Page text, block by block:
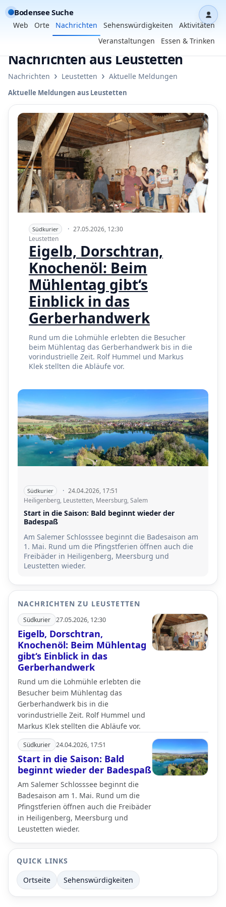
Bodensee Suche
Web Orte Nachrichten Sehenswürdigkeiten
Aktivitäten
Veranstaltungen
Essen & Trinken
Nachrichten aus Leustetten
Nachrichten › Leustetten › Aktuelle Meldungen
Aktuelle Meldungen aus Leustetten
Südkurier · 27.05.2026, 12:30
Leustetten
Eigelb, Dorschtran,
Knochenöl: Beim
Mühlentag gibt‘s
Einblick in das
Gerberhandwerk
Rund um die Lohmühle erlebten die Besucher
beim Mühlentag das Gerberhandwerk bis in die
vorindustrielle Zeit. Rolf Hummel und Markus
Klek stellten die Abläufe vor.
Südkurier · 24.04.2026, 17:51
Heiligenberg, Leustetten, Meersburg, Salem
Start in die Saison: Bald beginnt wieder der
Badespaß
Am Salemer Schlosssee beginnt die Badesaison am
1. Mai. Rund um die Pfingstferien öffnen auch die
Freibäder in Heiligenberg, Meersburg und
Leustetten wieder.
NACHRICHTEN ZU LEUSTETTEN
Südkurier 27.05.2026, 12:30
Eigelb, Dorschtran,
Knochenöl: Beim Mühlentag
gibt‘s Einblick in das
Gerberhandwerk
Rund um die Lohmühle erlebten die
Besucher beim Mühlentag das
Gerberhandwerk bis in die
vorindustrielle Zeit. Rolf Hummel und
Markus Klek stellten die Abläufe vor.
Südkurier 24.04.2026, 17:51
Start in die Saison: Bald
beginnt wieder der Badespaß
Am Salemer Schlosssee beginnt die
Badesaison am 1. Mai. Rund um die
Pfingstferien öffnen auch die Freibäder
in Heiligenberg, Meersburg und
Leustetten wieder.
QUICK LINKS
Ortseite
Sehenswürdigkeiten